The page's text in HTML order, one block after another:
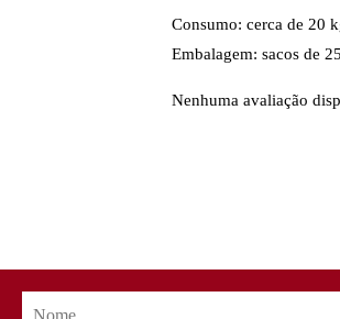
Consumo: cerca de 20
Embalagem: sacos de
Nenhuma avaliação